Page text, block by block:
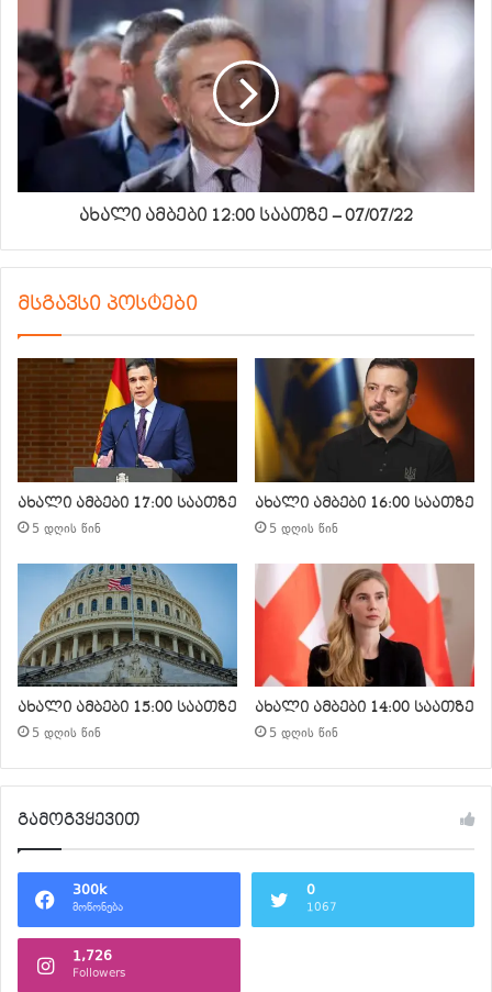
ახალი ამბები 12:00 საათზე – 07/07/22
მსგავსი პოსტები
ახალი ამბები 17:00 საათზე
5 დღის წინ
ახალი ამბები 16:00 საათზე
5 დღის წინ
ახალი ამბები 15:00 საათზე
5 დღის წინ
ახალი ამბები 14:00 საათზე
5 დღის წინ
გამოგვყევით
300k
მოწონება
0
1067
1,726
Followers